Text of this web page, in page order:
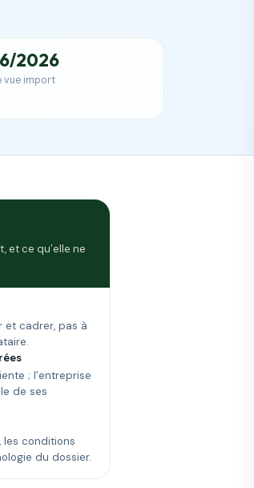
2026
vue import
et ce qu’elle ne
et cadrer, pas à
; l’entreprise
de ses
les conditions
du dossier.